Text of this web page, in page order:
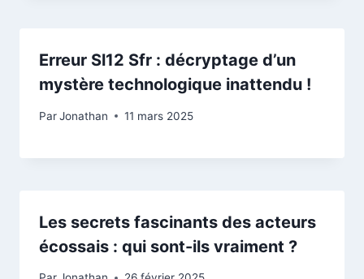
Erreur Sl12 Sfr : décryptage d’un
mystère technologique inattendu !
ParJonathan 11 mars 2025
Les secrets fascinants des acteurs
écossais : qui sont-ils vraiment ?